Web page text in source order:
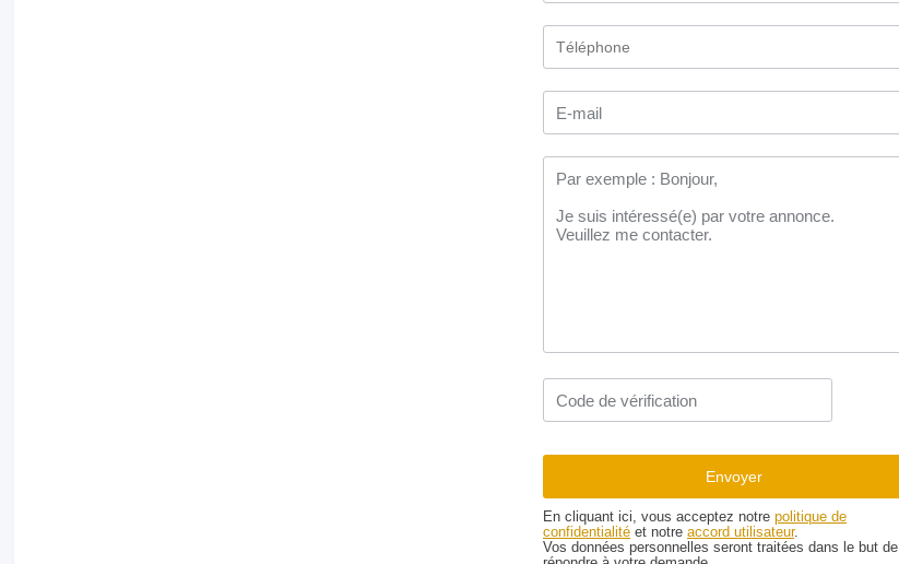
En cliquant ici, vous acceptez notre politique de
confidentialité et notre accord utilisateur.
Vos données personnelles seront traitées dans le but de